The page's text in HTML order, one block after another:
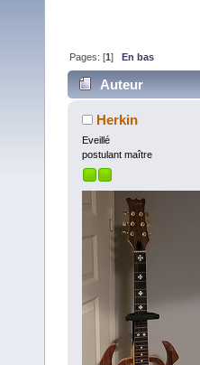
Pages: [1]En bas
Auteur
56466 fois)
Herkin
Eveillé
postulant maître